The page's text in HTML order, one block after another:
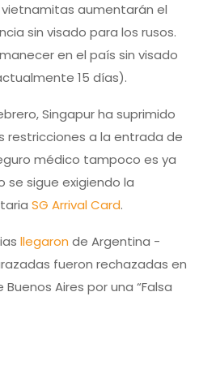
aumentarán el
sin visado para los rusos.
en el país sin visado
15 días).
Singapur ha suprimido
restricciones a la entrada de
médico tampoco es ya
se sigue exigiendo la
SG Arrival Card.
llegaron de Argentina -
fueron rechazadas en
Aires por una “Falsa